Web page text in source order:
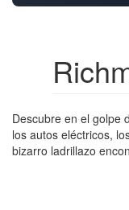
Descubre en el golpe
los autos eléctricos,
bizarro ladrillazo